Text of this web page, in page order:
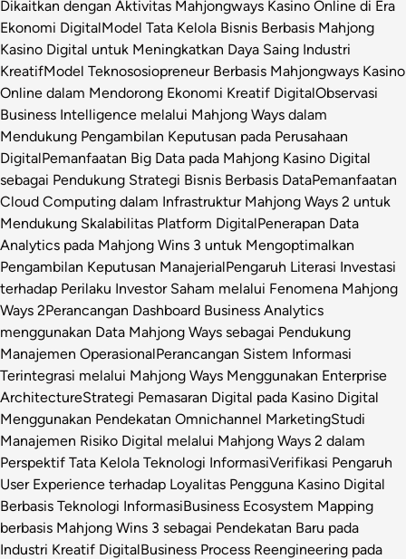
Dikaitkan dengan Aktivitas Mahjongways Kasino Online di Era
Ekonomi DigitalModel Tata Kelola Bisnis Berbasis Mahjong
Kasino Digital untuk Meningkatkan Daya Saing Industri
KreatifModel Teknososiopreneur Berbasis Mahjongways Kasino
Online dalam Mendorong Ekonomi Kreatif DigitalObservasi
Business Intelligence melalui Mahjong Ways dalam
Mendukung Pengambilan Keputusan pada Perusahaan
DigitalPemanfaatan Big Data pada Mahjong Kasino Digital
sebagai Pendukung Strategi Bisnis Berbasis DataPemanfaatan
Cloud Computing dalam Infrastruktur Mahjong Ways 2 untuk
Mendukung Skalabilitas Platform DigitalPenerapan Data
Analytics pada Mahjong Wins 3 untuk Mengoptimalkan
Pengambilan Keputusan ManajerialPengaruh Literasi Investasi
terhadap Perilaku Investor Saham melalui Fenomena Mahjong
Ways 2Perancangan Dashboard Business Analytics
menggunakan Data Mahjong Ways sebagai Pendukung
Manajemen OperasionalPerancangan Sistem Informasi
Terintegrasi melalui Mahjong Ways Menggunakan Enterprise
ArchitectureStrategi Pemasaran Digital pada Kasino Digital
Menggunakan Pendekatan Omnichannel MarketingStudi
Manajemen Risiko Digital melalui Mahjong Ways 2 dalam
Perspektif Tata Kelola Teknologi InformasiVerifikasi Pengaruh
User Experience terhadap Loyalitas Pengguna Kasino Digital
Berbasis Teknologi InformasiBusiness Ecosystem Mapping
berbasis Mahjong Wins 3 sebagai Pendekatan Baru pada
Industri Kreatif DigitalBusiness Process Reengineering pada